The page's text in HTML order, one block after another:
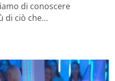
di conoscere
di ciò che…